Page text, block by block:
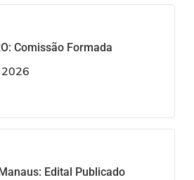
Comissão Formada
Edital Publicado